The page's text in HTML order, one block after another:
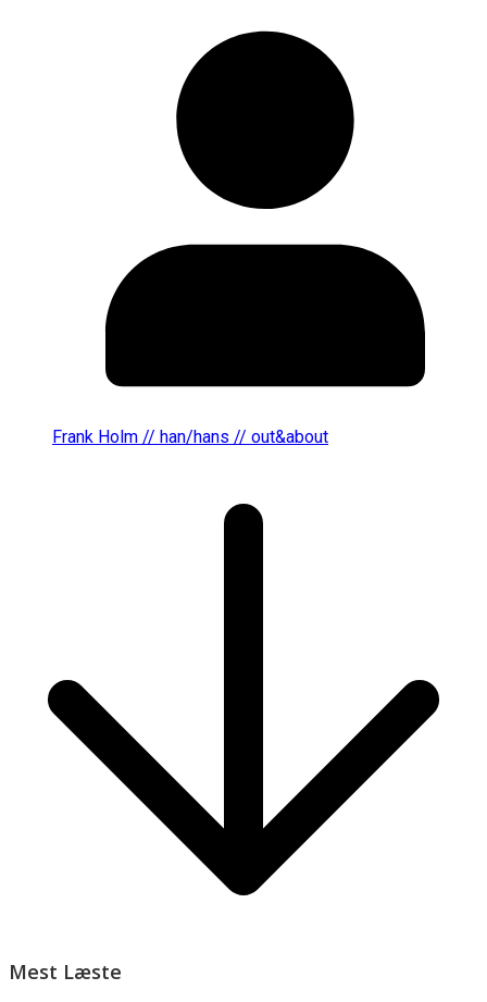
Frank Holm // han/hans // out&about
Mest Læste